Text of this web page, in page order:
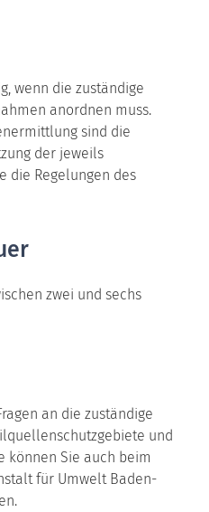
wenn die zuständige
anordnen muss.
sind die
der jeweils
die Regelungen des
zwei und sechs
an die zuständige
und
können Sie auch beim
für Umwelt Baden-